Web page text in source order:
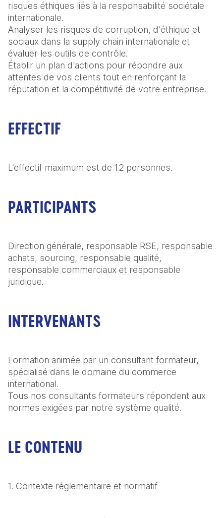
risques éthiques liés à la responsabilité sociétale
internationale.
Analyser les risques de corruption, d'éthique et
sociaux dans la supply chain internationale et
évaluer les outils de contrôle.
Établir un plan d'actions pour répondre aux
attentes de vos clients tout en renforçant la
réputation et la compétitivité de votre entreprise.
EFFECTIF
L'effectif maximum est de 12 personnes.
PARTICIPANTS
Direction générale, responsable RSE, responsable
achats, sourcing, responsable qualité,
responsable commerciaux et responsable
juridique.
INTERVENANTS
Formation animée par un consultant formateur,
spécialisé dans le domaine du commerce
international.
Tous nos consultants formateurs répondent aux
normes exigées par notre système qualité.
LE CONTENU
1. Contexte réglementaire et normatif